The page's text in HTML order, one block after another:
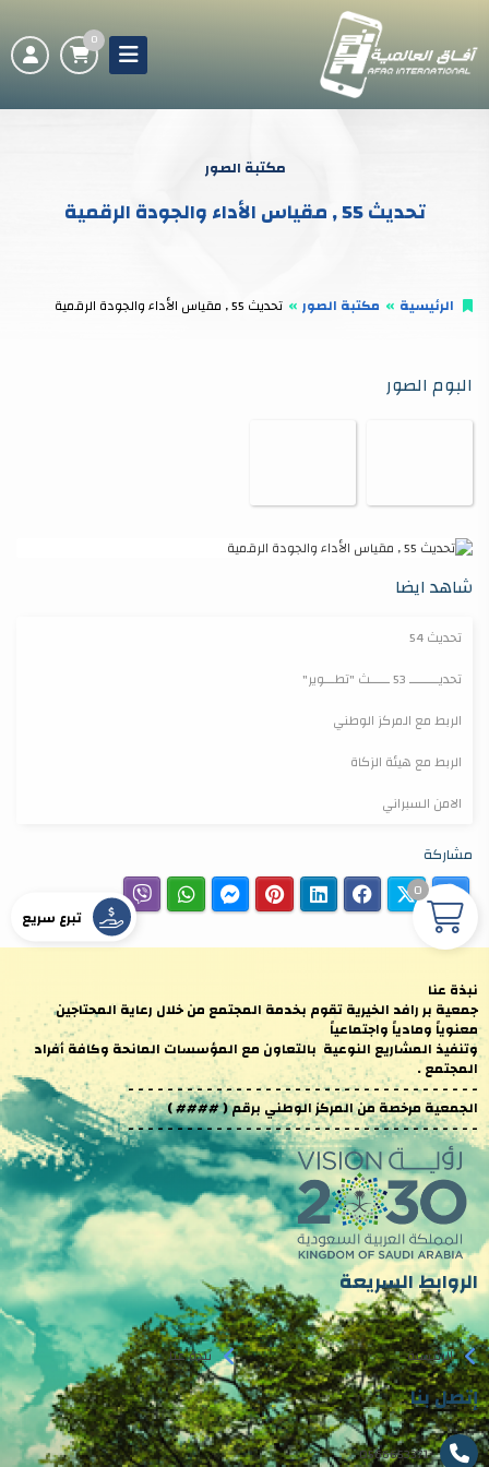
0
مكتبة الصور
تحديث 55 , مقياس الأداء والجودة الرقمية
الرئيسية مكتبة الصور تحديث 55 , مقياس الأداء والجودة الرقمية
البوم الصور
شاهد ايضا
تحديث 54
تحديـــــــــ 53 ــــــث "تطـــوير"
الربط مع المركز الوطني
الربط مع هيئة الزكاة
الامن السبراني
مشاركة
نبذة عنا
جمعية بر رافد الخيرية تقوم بخدمة المجتمع من خلال رعاية المحتاجين
معنوياً ومادياً واجتماعياً
وتنفيذ المشاريع النوعية بالتعاون مع المؤسسات المانحة وكافة أفراد
المجتمع .
- - - - - - - - - - - - - - - - - - - - - - - - - - - - - - - - - - - -
الجمعية مرخصة من المركز الوطني برقم ( #### )
- - - - - - - - - - - - - - - - - - - - - - - - - - - - - - - - - - - -
الروابط السريعة
الرئيسية نبذة عنا
إتصل بنا
0566653371
تبرع سريع
0